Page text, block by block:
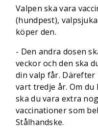
Valpen ska vara
(hundpest),
köper den.
- Den andra dosen
veckor och den ska
din valp får. Därefter
vart tredje år. Om
ska du vara extra
vaccinationer som
Stålhandske.